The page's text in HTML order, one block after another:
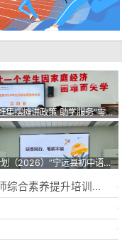
麻阳：赶集摆摊讲政策 助学服务“零距离”
“国培计划（2026）”宁远县初中语文骨干教师开展全天专题研修
湘乡市2026年 ESS·春雷公益乡村种子教师综合素养提升培训成功举办